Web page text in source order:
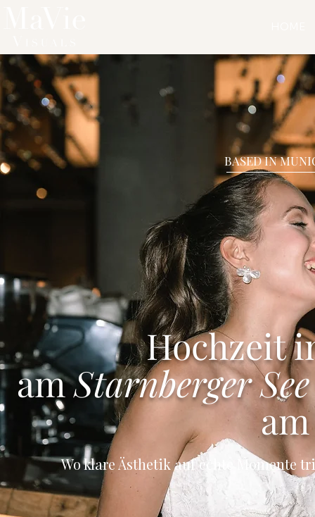
BASED IN
Hochzeit
amStarnberger See
Wo klare Ästhetik auf echte Momente